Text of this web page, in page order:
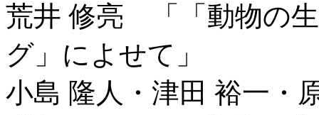
荒井 修亮 「「動物の
グ」によせて」
小島 隆人・津田 裕一